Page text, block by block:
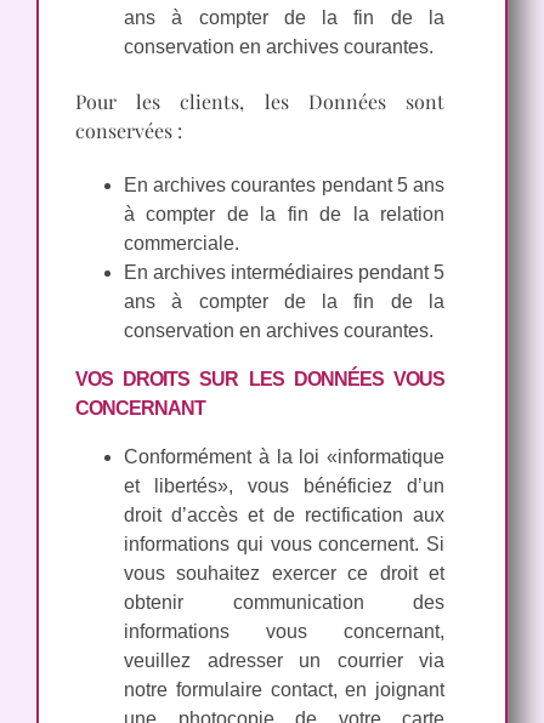
ans à compter de la fin de la
conservation en archives courantes.
Pour les clients, les Données sont
conservées :
En archives courantes pendant 5 ans
à compter de la fin de la relation
commerciale.
En archives intermédiaires pendant 5
ans à compter de la fin de la
conservation en archives courantes.
VOS DROITS SUR LES DONNÉES VOUS
CONCERNANT
Conformément à la loi «informatique
et libertés», vous bénéficiez d’un
droit d’accès et de rectification aux
informations qui vous concernent. Si
vous souhaitez exercer ce droit et
obtenir communication des
informations vous concernant,
veuillez adresser un courrier via
notre formulaire contact, en joignant